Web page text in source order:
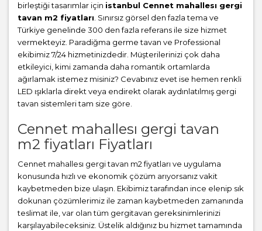
birleştiği tasarımlar için istanbul Cennet mahallesı gergi
tavan m2 fiyatları . Sınırsız görsel den fazla tema ve
Türkiye genelinde 300 den fazla referans ile size hizmet
vermekteyiz. Paradiğma germe tavan ve Professional
ekibimiz 7/24 hizmetinizdedir. Müşterilerinizi çok daha
etkileyici, kimi zamanda daha romantik ortamlarda
ağırlamak istemez misiniz? Cevabınız evet ise hemen renkli
LED ışıklarla direkt veya endirekt olarak aydınlatılmış gergi
tavan sistemleri tam size göre.
Cennet mahallesı gergi tavan
m2 fiyatları Fiyatları
Cennet mahallesı gergi tavan m2 fiyatları ve uygulama
konusunda hızlı ve ekonomik çözüm arıyorsanız vakit
kaybetmeden bize ulaşın. Ekibimiz tarafından ince elenip sık
dokunan çözümlerimiz ile zaman kaybetmeden zamanında
teslimat ile, var olan tüm gergitavan gereksinimlerinizi
karşılayabileceksiniz. Üstelik aldığınız bu hizmet tamamında